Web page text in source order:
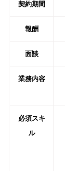
契約期間
報酬
面談
業務内容
必須スキ
ル